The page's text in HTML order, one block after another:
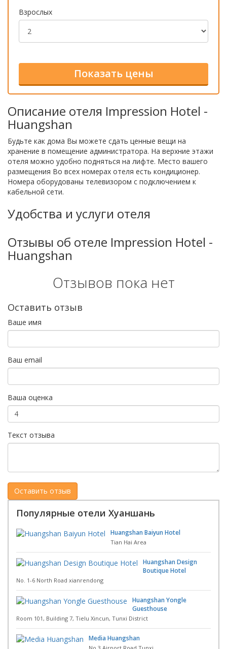
Взрослых
Описание отеля Impression Hotel -
Huangshan
Будьте как дома Вы можете сдать ценные вещи на
хранение в помещение администратора. На верхние этажи
отеля можно удобно подняться на лифте. Место вашего
размещения Во всех номерах отеля есть кондиционер.
Номера оборудованы телевизором с подключением к
кабельной сети.
Удобства и услуги отеля
Отзывы об отеле Impression Hotel -
Huangshan
Отзывов пока нет
Оставить отзыв
Ваше имя
Ваш email
Ваша оценка
Текст отзыва
Популярные отели Хуаншань
Huangshan Baiyun Hotel
Tian Hai Area
Huangshan Design
Boutique Hotel
No. 1-6 North Road xianrendong
Huangshan Yongle
Guesthouse
Room 101, Building 7, Tielu Xincun, Tunxi District
Media Huangshan